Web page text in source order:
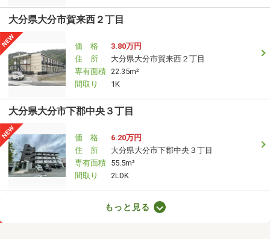
大分県大分市賀来西２丁目
価 格
3.80万円
住 所
大分県大分市賀来西２丁目
専有面積 22.35m²
間取り
1K
大分県大分市下郡中央３丁目
価 格
6.20万円
住 所
大分県大分市下郡中央３丁目
専有面積 55.5m²
間取り
2LDK
大分県大分市賀来南１丁目もっと見る